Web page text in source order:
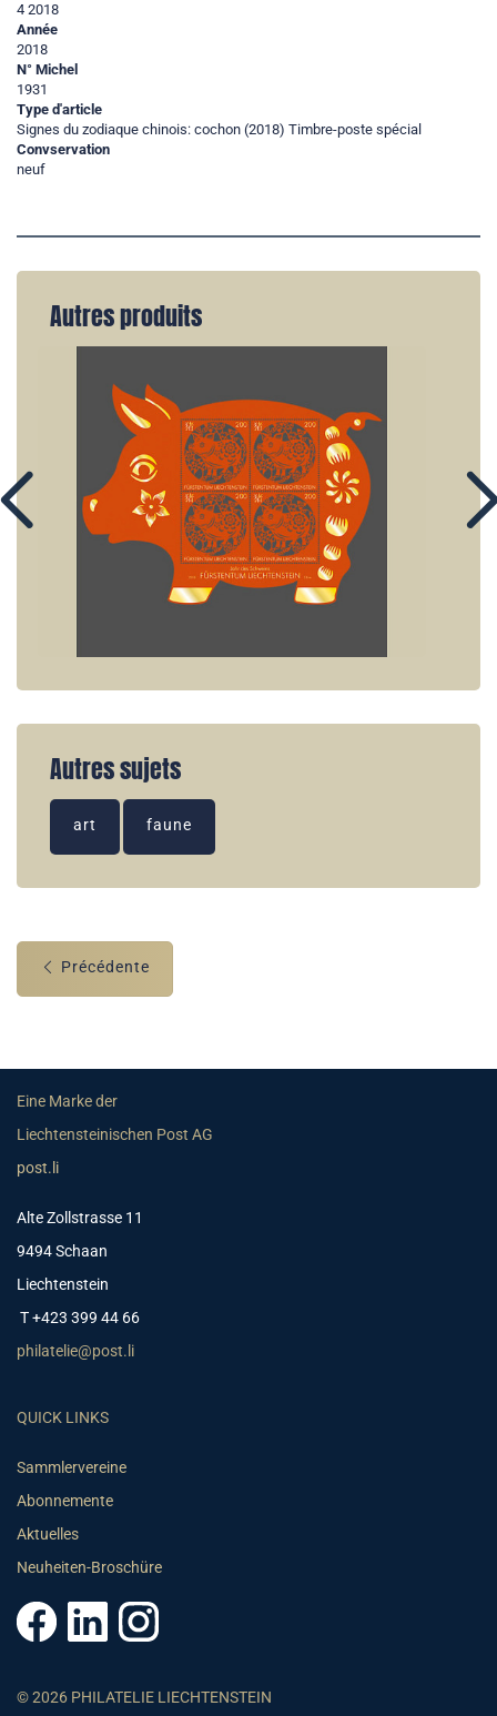
4 2018
Année
2018
N° Michel
1931
Type d'article
Signes du zodiaque chinois: cochon (2018) Timbre-poste spécial
Convservation
neuf
Autres produits
Autres sujets
art faune
Précédente
Eine Marke der
Liechtensteinischen Post AG
post.li
Alte Zollstrasse 11
9494 Schaan
Liechtenstein
T +423 399 44 66
philatelie@post.li
QUICK LINKS
Sammlervereine
Abonnemente
Aktuelles
Neuheiten-Broschüre
© 2026 PHILATELIE LIECHTENSTEIN